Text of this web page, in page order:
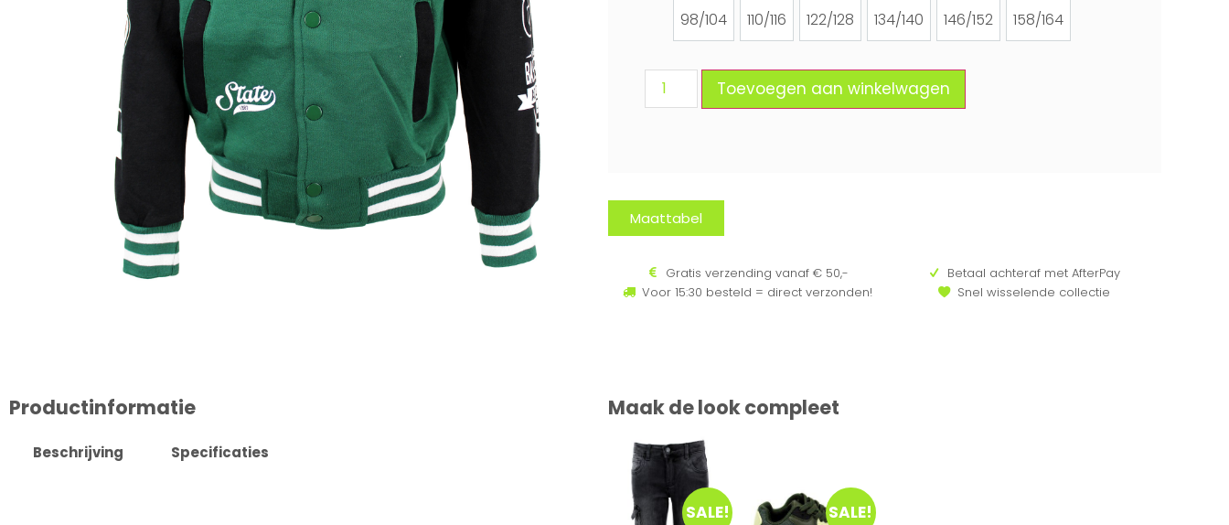
98/104
98/104
110/116
110/116
122/128
122/128
134/140
134/140
146/152
146/152
158/164
158/164
Toevoegen aan winkelwagen
Maattabel
Gratis verzending vanaf € 50,-
Voor 15:30 besteld = direct verzonden!
Betaal achteraf met AfterPay
Snel wisselende collectie
Productinformatie
Beschrijving Specificaties
Maak de look compleet
SALE! SALE!